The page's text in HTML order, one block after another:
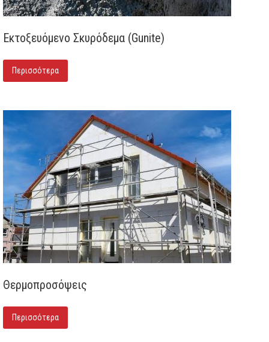
Εκτοξευόμενο Σκυρόδεμα (Gunite)
Περισσότερα
Θερμοπροσόψεις
Περισσότερα